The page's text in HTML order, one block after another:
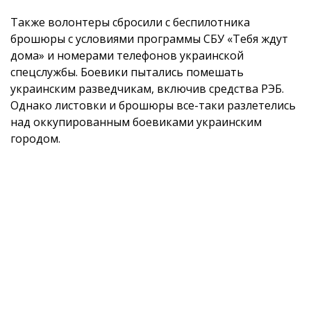
Также волонтеры сбросили с беспилотника
брошюры с условиями программы СБУ «Тебя ждут
дома» и номерами телефонов украинской
спецслужбы. Боевики пытались помешать
украинским разведчикам, включив средства РЭБ.
Однако листовки и брошюры все-таки разлетелись
над оккупированным боевиками украинским
городом.